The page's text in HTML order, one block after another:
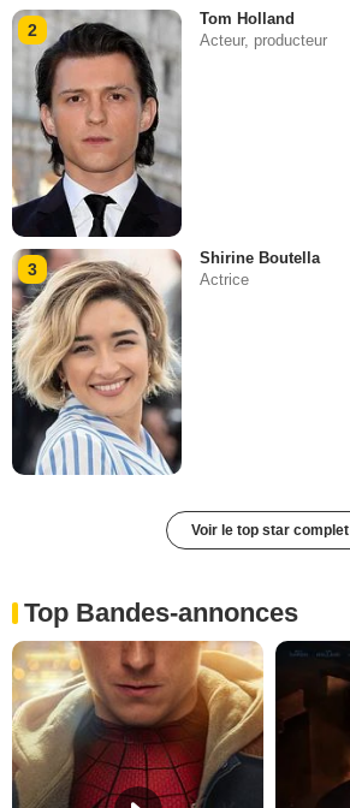
2
Tom Holland
Acteur, producteur
3
Shirine Boutella
Actrice
Voir le top star complet
Top Bandes-annonces